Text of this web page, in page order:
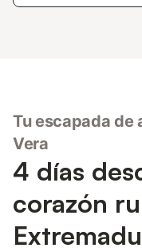
Tu escapada de
Vera
4 días
corazón